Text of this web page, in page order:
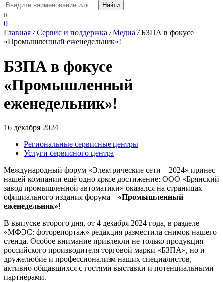
0
0
Главная / Сервис и поддержка / Медиа / БЗПА в фокусе
«Промышленный еженедельник»!
БЗПА в фокусе
«Промышленный
еженедельник»!
16 декабря 2024
Региональные сервисные центры
Услуги сервисного центра
Международный форум «Электрические сети – 2024» принес
нашей компании ещё одно яркое достижение: ООО «Брянский
завод промышленной автоматики» оказался на страницах
официального издания форума – «Промышленный
еженедельник»!
В выпуске второго дня, от 4 декабря 2024 года, в разделе
«МФЭС: фоторепортаж» редакция разместила снимок нашего
стенда. Особое внимание привлекли не только продукция
российского производителя торговой марки «БЗПА», но и
дружелюбие и профессионализм наших специалистов,
активно общавшихся с гостями выставки и потенциальными
партнёрами.